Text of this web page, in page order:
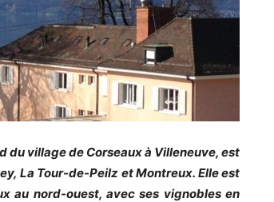
du village de Corseaux à Villeneuve, est
La Tour-de-Peilz et Montreux. Elle est
au nord-ouest, avec ses vignobles en